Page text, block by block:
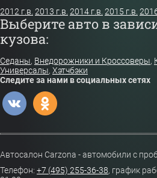
2012 г.в. 2013 г.в. 2014 г.в. 2015 г.в.
Выберите авто в
кузова:
Седаны, Внедорожники и Кроссоверы,
Универсалы, Хэтчбэки
Следите за нами в социальных сетях
Автосалон Carzona - автомобили с
Телефон: +7 (495) 255-36-38, график